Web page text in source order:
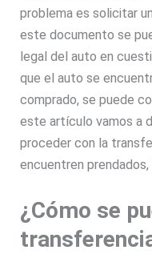
problema es solicitar un
este documento se
legal del auto en
que el auto se
comprado, se puede
este artículo vamos a
proceder con la
encuentren
¿Cómo se